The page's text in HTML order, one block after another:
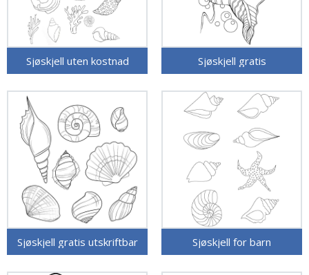
Sjøskjell uten kostnad Sjøskjell gratis
Sjøskjell gratis utskriftbar Sjøskjell for barn